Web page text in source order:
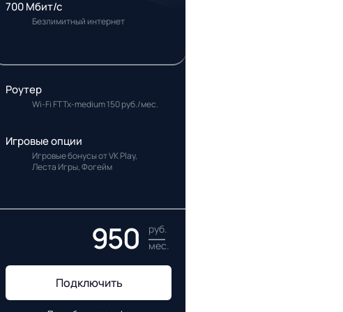
700 Мбит/с
Безлимитный интернет
Роутер
Wi-Fi FTTx-medium 150 руб./мес.
Игровые опции
Игровые бонусы от VK Play,
Леста Игры, Фогейм
950
руб.
мес.
Подключить